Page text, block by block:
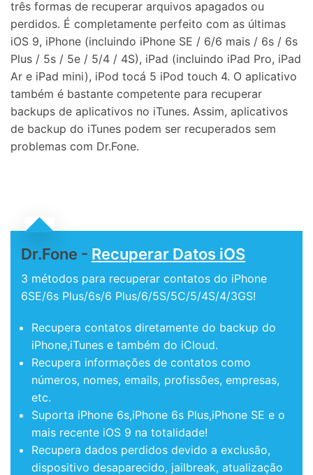
três formas de recuperar arquivos apagados ou
perdidos. É completamente perfeito com as últimas
iOS 9, iPhone (incluindo iPhone SE / 6/6 mais / 6s / 6s
Plus / 5s / 5e / 5/4 / 4S), iPad (incluindo iPad Pro, iPad
Ar e iPad mini), iPod tocá 5 iPod touch 4. O aplicativo
também é bastante competente para recuperar
backups de aplicativos no iTunes. Assim, aplicativos
de backup do iTunes podem ser recuperados sem
problemas com Dr.Fone.
Dr.Fone - Recuperar Datos iOS
3 métodos para recuperar contatos do iPhone
6SE/6s Plus/6s/6 Plus/6/5S/5C/5/4S/4/3GS!
Recupera contatos diretamente do backup do
iPhone,iTunes e também do iCloud.
Recupera informações de contatos como
números, nomes, emails, profissões, empresas,
etc.
Suporta iPhone 6s,iPhone 6s Plus,iPhone SE e o
mais recente iOS 9 na totalidade!
Recupera dados perdidos devido a exclusão,
dispositivo desaparecido, jailbreak, atualização